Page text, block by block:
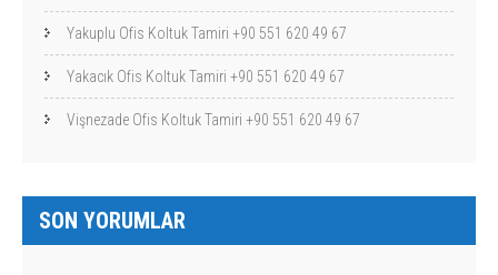
Yakuplu Ofis Koltuk Tamiri +90 551 620 49 67
Yakacık Ofis Koltuk Tamiri +90 551 620 49 67
Vişnezade Ofis Koltuk Tamiri +90 551 620 49 67
SON YORUMLAR